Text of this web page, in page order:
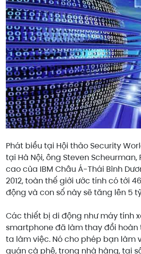
Phát biểu tại Hội thảo Security
tại Hà Nội, ông Steven
cao của IBM Châu Á-Thái Bình
2012, toàn thế giới ước tính có tới
động và con số này sẽ tăng lên 5
Các thiết bị di động như máy tính
smartphone đã làm thay đổi
ta làm việc. Nó cho phép bạn làm
quán cà phê, trong nhà hàng, tại